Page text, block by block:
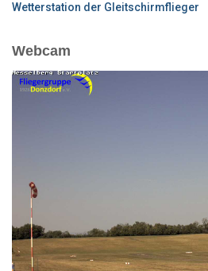
Wetterstation der Gleitschirmflieger
Webcam